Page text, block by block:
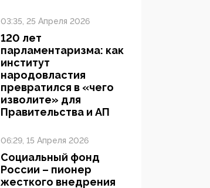
03:35, 25 Апреля 2026
120 лет
парламентаризма: как
институт
народовластия
превратился в «чего
изволите» для
Правительства и АП
06:29, 15 Апреля 2026
Социальный фонд
России – пионер
жесткого внедрения